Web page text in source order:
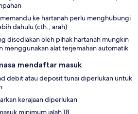
ke hartanah perlu menghubungi
dahulu (cth., arah)
disediakan oleh pihak hartanah mungkin
menggunakan alat terjemahan automatik
mendaftar masuk
debit atau deposit tunai diperlukan untuk
kerajaan diperlukan
minimum ialah 18